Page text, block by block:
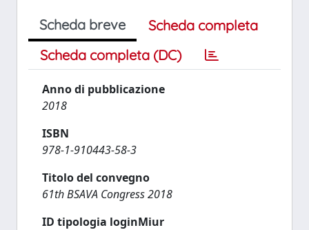
Scheda breve
Scheda completa
Scheda completa (DC)
Anno di pubblicazione
2018
ISBN
978-1-910443-58-3
Titolo del convegno
61th BSAVA Congress 2018
ID tipologia loginMiur